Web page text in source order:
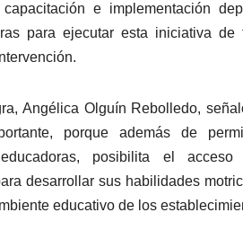
e implementación
para ejecutar esta iniciativa de
Angélica Olguín Rebolledo,
porque además de
posibilita el
desarrollar sus habilidades
educativo de los